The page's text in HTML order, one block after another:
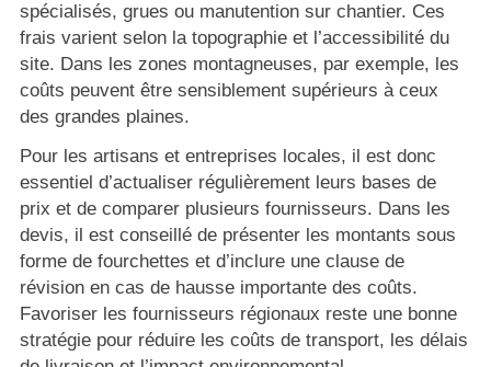
spécialisés, grues ou manutention sur chantier. Ces
frais varient selon la topographie et l’accessibilité du
site. Dans les zones montagneuses, par exemple, les
coûts peuvent être sensiblement supérieurs à ceux
des grandes plaines.
Pour les artisans et entreprises locales, il est donc
essentiel d’actualiser régulièrement leurs bases de
prix et de comparer plusieurs fournisseurs. Dans les
devis, il est conseillé de présenter les montants sous
forme de fourchettes et d’inclure une clause de
révision en cas de hausse importante des coûts.
Favoriser les fournisseurs régionaux reste une bonne
stratégie pour réduire les coûts de transport, les délais